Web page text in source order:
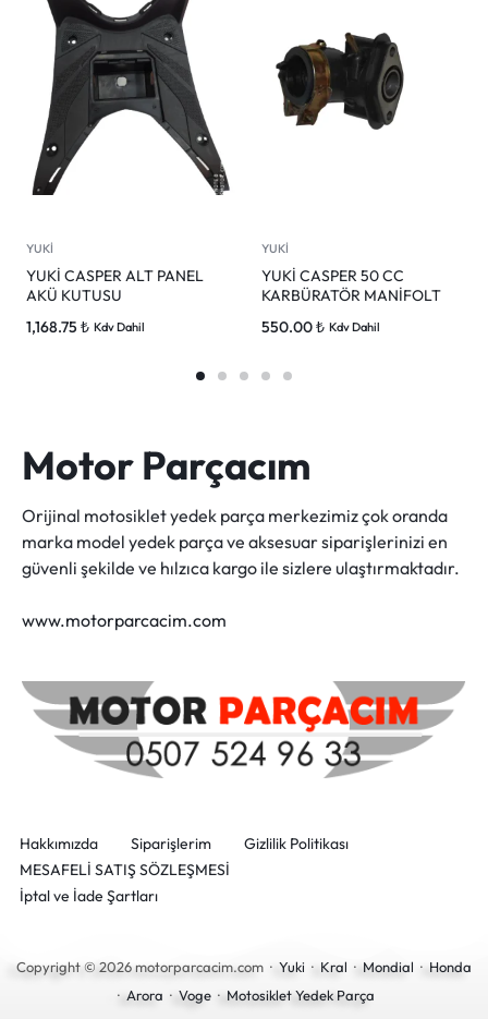
YUKİ
YUKİ CASPER ALT PANEL
AKÜ KUTUSU
1,168.75 ₺ Kdv Dahil
YUKİ
YUKİ CASPER 50 CC
KARBÜRATÖR MANİFOLT
550.00₺ Kdv Dahil
Motor Parçacım
Orijinal motosiklet yedek parça merkezimiz çok oranda
marka model yedek parça ve aksesuar siparişlerinizi en
güvenli şekilde ve hılzıca kargo ile sizlere ulaştırmaktadır.
www.motorparcacim.com
Hakkımızda Siparişlerim
Gizlilik Politikası
MESAFELİ SATIŞ SÖZLEŞMESİ
İptal ve İade Şartları
Copyright © 2026 motorparcacim.com · Yuki · Kral · Mondial · Honda
· Arora · Voge· Motosiklet Yedek Parça